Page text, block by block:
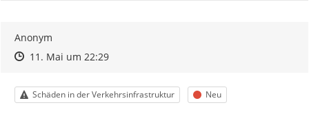
Anonym
Zeitpunkt des Erstellens
Zeitpunkt des Erstellens
11. Mai um 22:29Zur Äußerung
Kategorie
Schäden in der Verkehrsinfrastruktur Status
Neu